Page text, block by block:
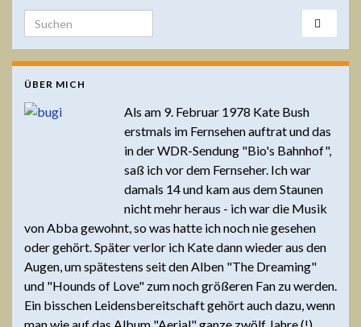
Search for:
ÜBER MICH
Als am 9. Februar 1978 Kate Bush
erstmals im Fernsehen auftrat und das
in der WDR-Sendung "Bio's Bahnhof",
saß ich vor dem Fernseher. Ich war
damals 14 und kam aus dem Staunen
nicht mehr heraus - ich war die Musik
von Abba gewohnt, so was hatte ich noch nie gesehen
oder gehört. Später verlor ich Kate dann wieder aus den
Augen, um spätestens seit den Alben "The Dreaming"
und "Hounds of Love" zum noch größeren Fan zu werden.
Ein bisschen Leidensbereitschaft gehört auch dazu, wenn